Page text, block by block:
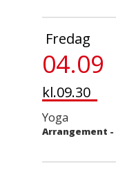
Fredag
04.09
kl.09.30
Yoga
Arrangement -